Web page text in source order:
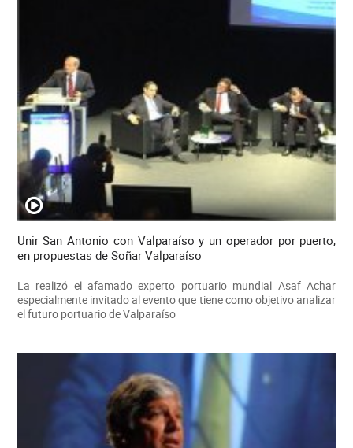
Unir San Antonio con Valparaíso y un operador por puerto,
en propuestas de Soñar Valparaíso
La realizó el afamado experto portuario mundial Asaf Achar
especialmente invitado al evento que tiene como objetivo analizar
el futuro portuario de Valparaíso